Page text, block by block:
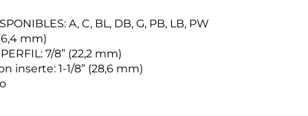
A, C, BL, DB, G, PB, LB, PW
mm)
7/8” (22,2 mm)
inserte: 1-1/8” (28,6 mm)